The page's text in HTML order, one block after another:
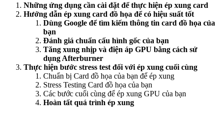
Những ứng dụng cần cài đặt để thực hiện ép xung card
Hướng dẫn ép xung card đồ họa để có hiệu suất tốt
Dùng Google để tìm kiếm thông tin card đồ họa của
bạn
Đánh giá chuẩn cấu hình gốc của bạn
Tăng xung nhịp và điện áp GPU bằng cách sử
dụng Afterburner
Thực hiện bước stress test đối với ép xung cuối cùng
Chuẩn bị Card đồ họa của bạn để ép xung
Stress Testing Card đồ họa của bạn
Các bước cuối cùng để ép xung GPU của bạn
Hoàn tất quá trình ép xung